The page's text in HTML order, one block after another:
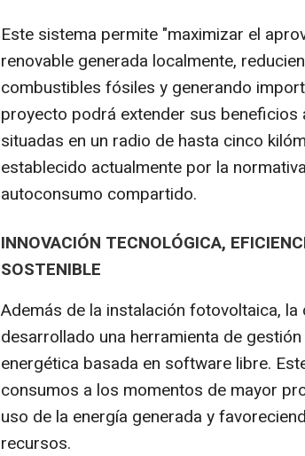
Este sistema permite "maximizar el
renovable generada localmente,
combustibles fósiles y generando
proyecto podrá extender sus
situadas en un radio de hasta cinco
establecido actualmente por la
autoconsumo compartido.
INNOVACIÓN TECNOLÓGICA,
SOSTENIBLE
Además de la instalación fotovoltaica,
desarrollado una herramienta de
energética basada en software libre.
consumos a los momentos de mayor
uso de la energía generada y
recursos.